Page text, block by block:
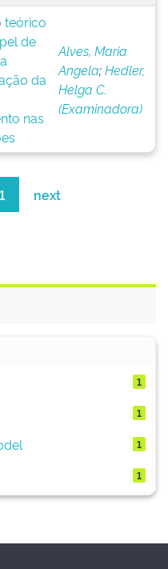
teórico
de
da
nas
Alves, Maria
Angela;Hedler,
Helga C.
(Examinadora)
1 next
1
1
1
1